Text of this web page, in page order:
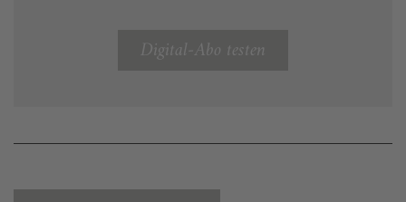
Digital-Abo testen